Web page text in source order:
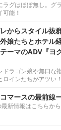
ラグはほぼ無し。グ
可能！
からスタイル抜
娘たちとホテル
ーマのADV『ヨ
ドラゴン娘や無口な
ロインたちがアツい！
マースの最前線
新情報はこちらから